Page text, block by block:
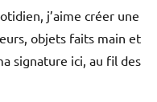
j’aime créer une
objets faits main et
signature ici, au fil des